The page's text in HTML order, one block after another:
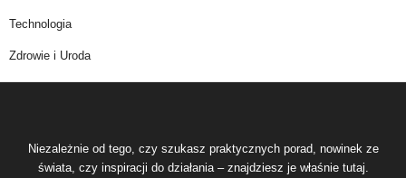
Technologia
Zdrowie i Uroda
Niezależnie od tego, czy szukasz praktycznych porad, nowinek ze
świata, czy inspiracji do działania – znajdziesz je właśnie tutaj.